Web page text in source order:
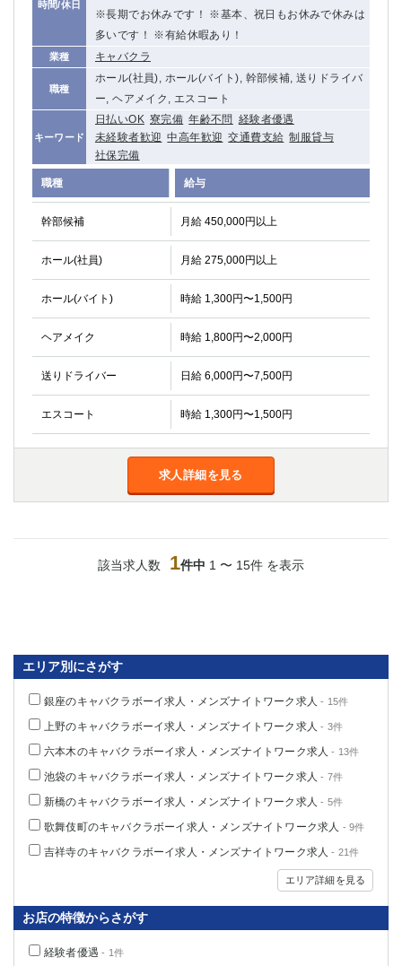
時間/休日
※長期でお休みです！ ※基本、祝日もお休みで休みは
多いです！ ※有給休暇あり！
業種 キャバクラ
職種
ホール(社員), ホール(バイト), 幹部候補, 送りドライバ
ー, ヘアメイク, エスコート
キーワード
日払いOK 寮完備 年齢不問 経験者優遇
未経験者歓迎 中高年歓迎 交通費支給 制服貸与
社保完備
職種 給与
幹部候補 月給 450,000円以上
ホール(社員) 月給 275,000円以上
ホール(バイト) 時給 1,300円〜1,500円
ヘアメイク 時給 1,800円〜2,000円
送りドライバー 日給 6,000円〜7,500円
エスコート 時給 1,300円〜1,500円
求人詳細を見る
該当求人数 1件中 1 〜 15件 を表示
エリア別にさがす
銀座のキャバクラボーイ求人・メンズナイトワーク求人 - 15件
上野のキャバクラボーイ求人・メンズナイトワーク求人 - 3件
六本木のキャバクラボーイ求人・メンズナイトワーク求人 - 13件
池袋のキャバクラボーイ求人・メンズナイトワーク求人 - 7件
新橋のキャバクラボーイ求人・メンズナイトワーク求人 - 5件
歌舞伎町のキャバクラボーイ求人・メンズナイトワーク求人 - 9件
吉祥寺のキャバクラボーイ求人・メンズナイトワーク求人 - 21件
エリア詳細を見る
お店の特徴からさがす
経験者優遇 - 1件
吉祥寺（南口／公園口） 小作・羽村・福生エリア
自由が丘
吉祥寺（北口／東口）
四谷
下北沢・経堂
金町（北口）
成増駅徒歩3分の好立地！①JR埼京線「赤羽駅」から徒歩2分 ②東
三軒茶屋（南口）
①歌舞伎町 ②新宿 ③新宿三丁目 ④西
①歌舞伎町 ②新宿 ③西部新宿 ③東新宿
①銀座 ②新橋
錦糸町(南口)
蒲田(西口)
清瀬（南口）
①東武練馬 ②成増・板橋 ③大山 ②池袋
池袋東口
金町
大井町
大泉学園
下赤塚
亀戸
水道橋
荻窪
浅草
祖師ヶ谷大蔵
小岩
湯島
久米川
市川
西麻布
新横浜
関内・馬車道・日ノ出町 武蔵新城
元住吉
戸塚
たまプラーザ
大船
相模原
埼玉県
志木
川越
所沢
熊谷
獨協大学前＜草加松原＞ 北浦和（西口）
春日部